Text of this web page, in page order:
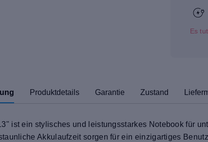
Es
Produktdetails Garantie Zustand
ist ein stylisches und leistungsstarkes Notebook für
Akkulaufzeit sorgen für ein einzigartiges